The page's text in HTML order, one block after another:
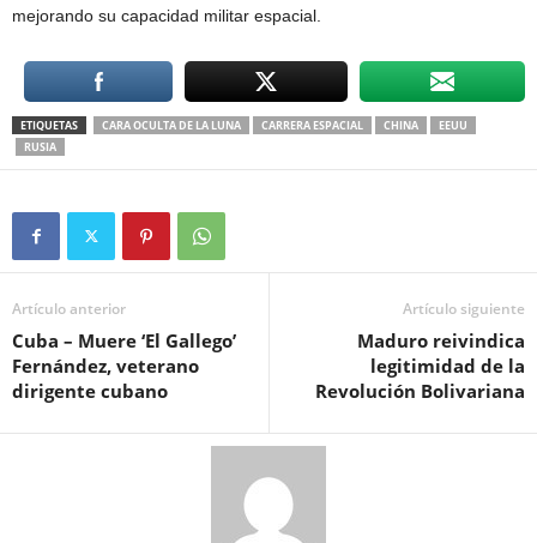
mejorando su capacidad militar espacial.
ETIQUETAS CARA OCULTA DE LA LUNA CARRERA ESPACIAL CHINA
EEUU
RUSIA
Artículo anterior
Cuba – Muere ‘El Gallego’
Fernández, veterano
dirigente cubano
Artículo siguiente
Maduro reivindica
legitimidad de la
Revolución Bolivariana